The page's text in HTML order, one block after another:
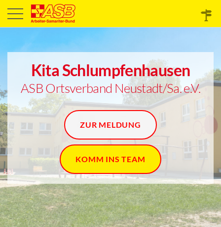
Kita Schlumpfenhausen
ASB Ortsverband Neustadt/Sa. e.V.
ZUR MELDUNG
KOMM INS TEAM